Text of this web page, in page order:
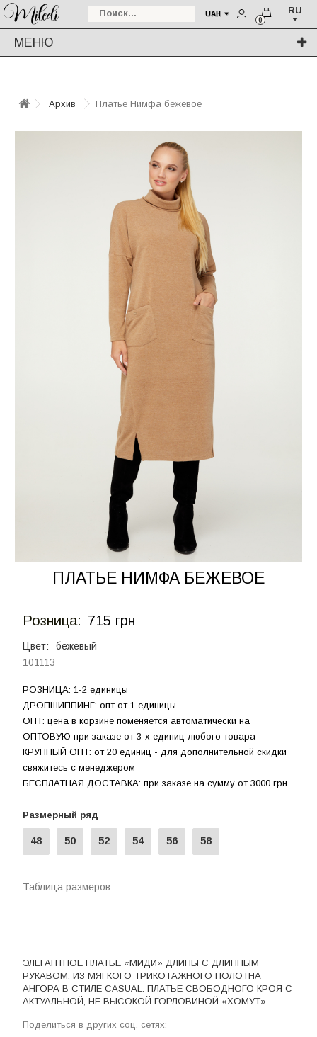
UAH RU
0
МЕНЮ
Архив Платье Нимфа бежевое
ПЛАТЬЕ НИМФА БЕЖЕВОЕ
Розница: 715 грн
Цвет:
бежевый
101113
РОЗНИЦА: 1-2 единицы
ДРОПШИППИНГ: опт от 1 единицы
ОПТ: цена в корзине поменяется автоматически на
ОПТОВУЮ при заказе от 3-х единиц любого товара
КРУПНЫЙ ОПТ: от 20 единиц - для дополнительной скидки
свяжитесь с менеджером
БЕСПЛАТНАЯ ДОСТАВКА: при заказе на сумму от 3000 грн.
48 50 52 54 56 58
Таблица размеров
ЭЛЕГАНТНОЕ ПЛАТЬЕ «МИДИ» ДЛИНЫ С ДЛИННЫМ
РУКАВОМ, ИЗ МЯГКОГО ТРИКОТАЖНОГО ПОЛОТНА
АНГОРА В СТИЛЕ CASUAL. ПЛАТЬЕ СВОБОДНОГО КРОЯ С
АКТУАЛЬНОЙ, НЕ ВЫСОКОЙ ГОРЛОВИНОЙ «ХОМУТ».
Поделиться в других соц. сетях: